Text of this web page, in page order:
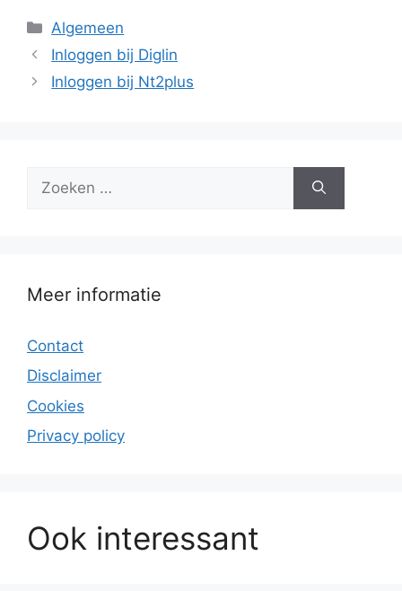
Categorieën
Algemeen
Inloggen bij Diglin
Inloggen bij Nt2plus
naar:
Meer informatie
Contact
Disclaimer
Cookies
Privacy policy
Ook interessant